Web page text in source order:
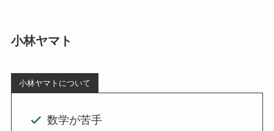
小林ヤマト
小林ヤマトについて
数学が苦手